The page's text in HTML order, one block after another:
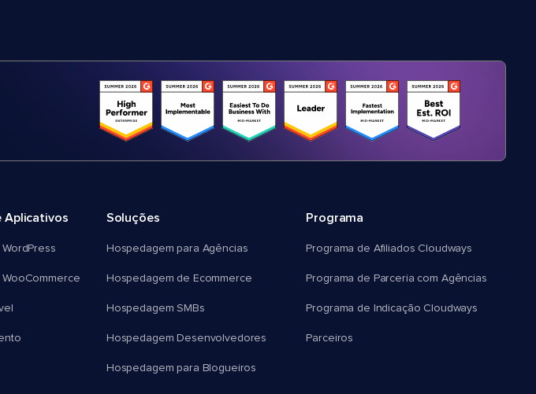
Aplicativos Soluções
Hospedagem para Agências
Hospedagem de Ecommerce
Hospedagem SMBs
Hospedagem Desenvolvedores
Hospedagem para Blogueiros
Programa
Programa de Afiliados Cloudways
Programa de Parceria com Agências
Programa de Indicação Cloudways
Parceiros